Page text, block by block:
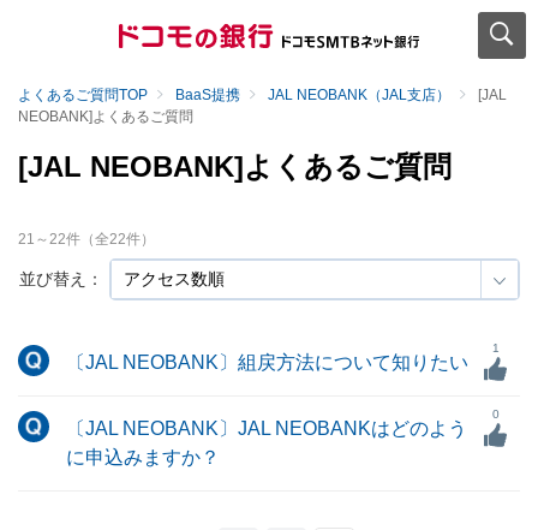
よくあるご質問TOP BaaS提携 JAL NEOBANK（JAL支店）
[JAL
NEOBANK]よくあるご質問
[JAL NEOBANK]よくあるご質問
並び替え：
21 ～22件（全22件）
〔JAL NEOBANK〕組戻方法について知りたい
1
〔JAL NEOBANK〕JAL NEOBANKはどのよう
に申込みますか？
0